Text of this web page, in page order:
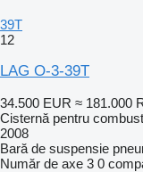
39T
12
LAG O-3-39T
34.500 EUR ≈ 181.000
Cisternă pentru
2008
Bară de suspensie
Număr de axe 3 0